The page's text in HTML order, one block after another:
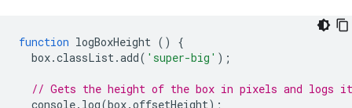
function logBoxHeight ()
{
box.classList.add( 'super-big' );
// Gets the height of the box in pixels and logs
console. log(box.offsetHeight);